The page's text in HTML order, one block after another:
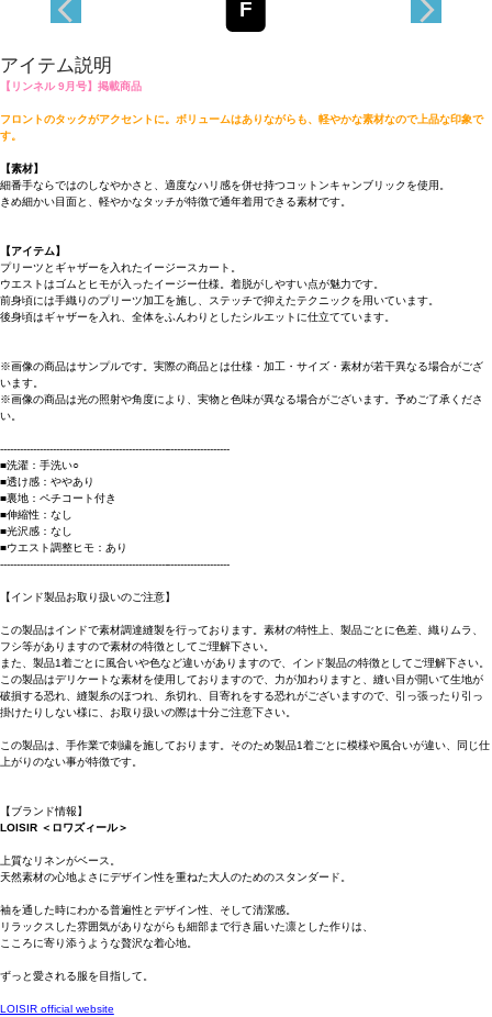
F
アイテム説明
【リンネル 9月号】掲載商品
フロントのタックがアクセントに。ボリュームはありながらも、軽やかな素材なので上品な印象で
す。
【素材】
細番手ならではのしなやかさと、適度なハリ感を併せ持つコットンキャンブリックを使用。
きめ細かい目面と、軽やかなタッチが特徴で通年着用できる素材です。
【アイテム】
プリーツとギャザーを入れたイージースカート。
ウエストはゴムとヒモが入ったイージー仕様。着脱がしやすい点が魅力です。
前身頃には手織りのプリーツ加工を施し、ステッチで抑えたテクニックを用いています。
後身頃はギャザーを入れ、全体をふんわりとしたシルエットに仕立てています。
※画像の商品はサンプルです。実際の商品とは仕様・加工・サイズ・素材が若干異なる場合がござ
います。
※画像の商品は光の照射や角度により、実物と色味が異なる場合がございます。予めご了承くださ
い。
----------------------------------------------------------------------
■洗濯：手洗い○
■透け感：ややあり
■裏地：ペチコート付き
■伸縮性：なし
■光沢感：なし
■ウエスト調整ヒモ：あり
----------------------------------------------------------------------
【インド製品お取り扱いのご注意】
この製品はインドで素材調達縫製を行っております。素材の特性上、製品ごとに色差、織りムラ、
フシ等がありますので素材の特徴としてご理解下さい。
また、製品1着ごとに風合いや色など違いがありますので、インド製品の特徴としてご理解下さい。
この製品はデリケートな素材を使用しておりますので、力が加わりますと、縫い目が開いて生地が
破損する恐れ、縫製糸のほつれ、糸切れ、目寄れをする恐れがございますので、引っ張ったり引っ
掛けたりしない様に、お取り扱いの際は十分ご注意下さい。
この製品は、手作業で刺繍を施しております。そのため製品1着ごとに模様や風合いが違い、同じ仕
上がりのない事が特徴です。
【ブランド情報】
LOISIR ＜ロワズィール＞
上質なリネンがベース。
天然素材の心地よさにデザイン性を重ねた大人のためのスタンダード。
袖を通した時にわかる普遍性とデザイン性、そして清潔感。
リラックスした雰囲気がありながらも細部まで行き届いた凛とした作りは、
こころに寄り添うような贅沢な着心地。
ずっと愛される服を目指して。
LOISIR official website